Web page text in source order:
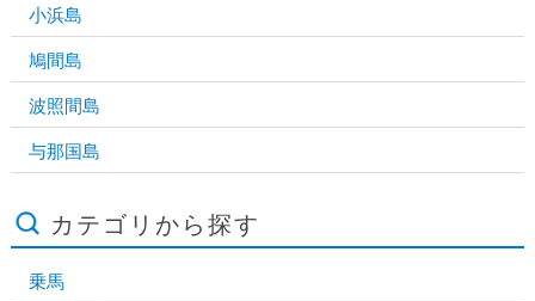
小浜島
鳩間島
波照間島
与那国島
カテゴリから探す
乗馬